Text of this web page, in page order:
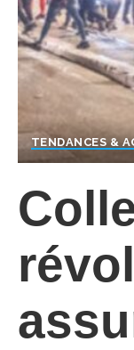
TENDANCES &